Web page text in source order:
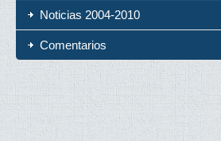
Noticias 2004-2010
Comentarios